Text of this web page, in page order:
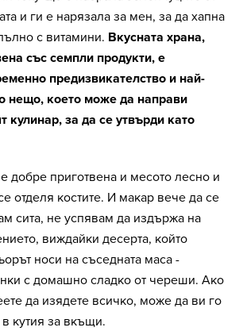
и ги е нарязала за мен, за да хапна
с витамини. Вкусната храна,
със семпли продукти, е
предизвикателство и най-
нещо, което може да направи
кулинар, за да се утвърди като
добре приготвена и месото лесно и
отделя костите. И макар вече да се
сита, не успявам да издържа на
виждайки десерта, който
носи на съседната маса -
с домашно сладко от череши. Ако
да изядете всичко, може да ви го
кутия за вкъщи.